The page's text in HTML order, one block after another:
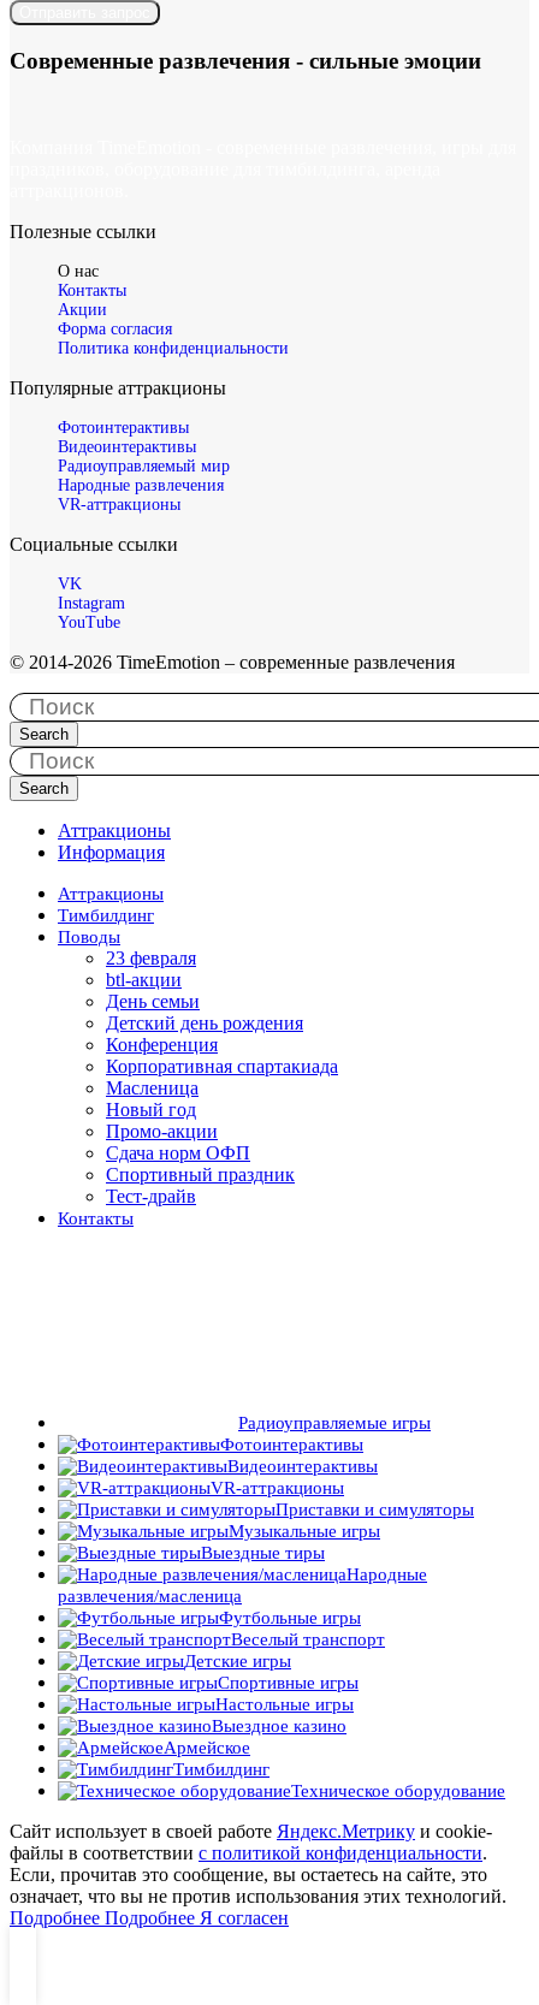
Современные развлечения - сильные эмоции
Полезные ссылки
О нас
Контакты
Акции
Форма согласия
Политика конфиденциальности
Популярные аттракционы
Фотоинтерактивы
Видеоинтерактивы
Радиоуправляемый мир
Народные развлечения
VR-аттракционы
Социальные ссылки
VK
Instagram
YouTube
© 2014-2026 TimeEmotion – современные развлечения
Search
Search
Аттракционы
Информация
Аттракционы
Тимбилдинг
Поводы
23 февраля
btl-акции
День семьи
Детский день рождения
Конференция
Корпоративная спартакиада
Масленица
Новый год
Промо-акции
Сдача норм ОФП
Спортивный праздник
Тест-драйв
Контакты
Радиоуправляемые игры
Фотоинтерактивы
Видеоинтерактивы
VR-аттракционы
Приставки и симуляторы
Музыкальные игры
Выездные тиры
Народные
развлечения/масленица
Футбольные игры
Веселый транспорт
Детские игры
Спортивные игры
Настольные игры
Выездное казино
Армейское
Тимбилдинг
Техническое оборудование
Сайт использует в своей работе Яндекс.Метрику и cookie-
файлы в соответствии с политикой конфиденциальности.
Если, прочитав это сообщение, вы остаетесь на сайте, это
означает, что вы не против использования этих технологий.
Подробнее Подробнее Я согласен